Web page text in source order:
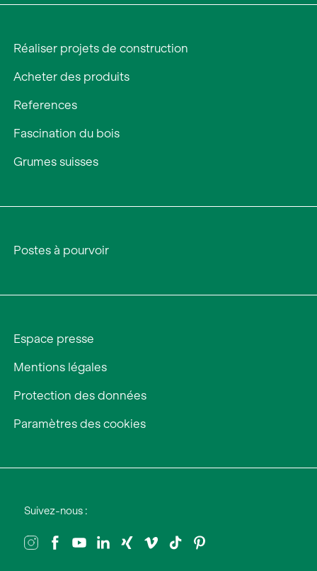
Réaliser projets de construction
Acheter des produits
References
Fascination du bois
Grumes suisses
Postes à pourvoir
Espace presse
Mentions légales
Protection des données
Paramètres des cookies
Suivez-nous :